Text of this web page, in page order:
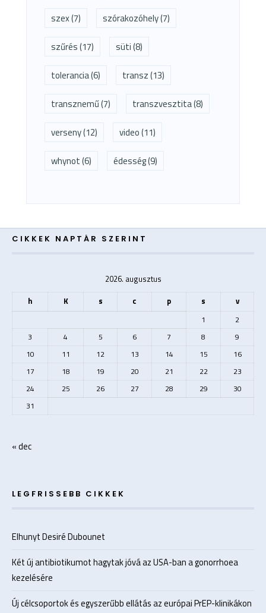
szex(7) szórakozóhely(7)
szűrés(17) süti(8)
tolerancia(6) transz(13)
transznemű(7) transzvesztita(8)
verseny(12) video(11)
whynot(6) édesség(9)
CIKKEK NAPTÁR SZERINT
2026. augusztus
h
K s c p s v
1
2
3
4 5 6 7 8
9
10
11 12 13 14 15
16
17
18 19 20 21 22
23
24
25 26 27 28 29
30
31
« dec
LEGFRISSEBB CIKKEK
Elhunyt Desiré Dubounet
Két új antibiotikumot hagytak jóvá az USA-ban a gonorrhoea
kezelésére
Új célcsoportok és egyszerűbb ellátás az európai PrEP-klinikákon